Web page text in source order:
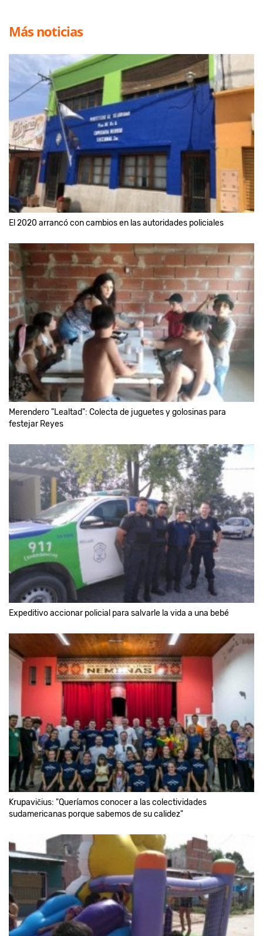
Más noticias
El 2020 arrancó con cambios en las autoridades policiales
Merendero "Lealtad": Colecta de juguetes y golosinas para
festejar Reyes
Expeditivo accionar policial para salvarle la vida a una bebé
Krupavičius: "Queríamos conocer a las colectividades
sudamericanas porque sabemos de su calidez"